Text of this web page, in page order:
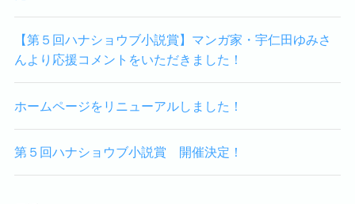
【第５回ハナショウブ小説賞】マンガ家・宇仁田ゆみさ
んより応援コメントをいただきました！
ホームページをリニューアルしました！
第５回ハナショウブ小説賞 開催決定！